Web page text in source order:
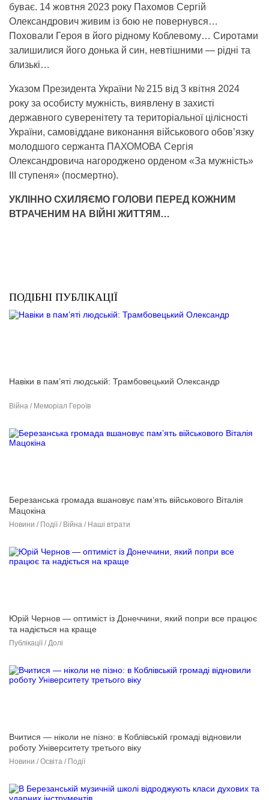
буває. 14 жовтня 2023 року Пахомов Сергій
Олександрович живим із бою не повернувся…
Поховали Героя в його рідному Коблевому… Сиротами
залишилися його донька й син, невтішними — рідні та
близькі…
Указом Президента України № 215 від 3 квітня 2024
року за особисту мужність, виявлену в захисті
державного суверенітету та територіальної цілісності
України, самовіддане виконання військового обов’язку
молодшого сержанта ПАХОМОВА Сергія
Олександровича нагороджено орденом «За мужність»
ІІІ ступеня» (посмертно).
УКЛІННО СХИЛЯЄМО ГОЛОВИ ПЕРЕД КОЖНИМ
ВТРАЧЕНИМ НА ВІЙНІ ЖИТТЯМ…
ПОДІБНІ ПУБЛІКАЦІЇ
Навіки в пам’яті людській: Трамбовецький Олександр
Війна / Меморіал Героїв
Березанська громада вшановує пам’ять військового Віталія
Мацокіна
Новини / Події / Війна / Наші втрати
Юрій Чернов — оптиміст із Донеччини, який попри все працює
та надіється на краще
Публікації / Долі
Вчитися — ніколи не пізно: в Коблівській громаді відновили
роботу Університету третього віку
Новини / Освіта / Події